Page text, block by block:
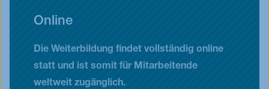
Online
Die Weiterbildung findet vollständig online
statt und ist somit für Mitarbeitende
weltweit zugänglich.